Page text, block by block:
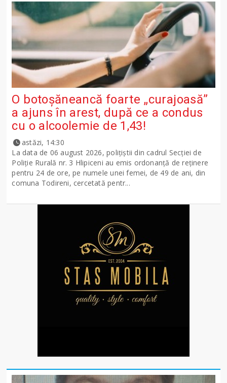
O botoșăneancă foarte „curajoasă”
a ajuns în arest, după ce a condus
cu o alcoolemie de 1,43!
astăzi, 14:30
La data de 06 august 2026, polițiștii din cadrul Secției de
Poliție Rurală nr. 3 Hlipiceni au emis ordonanță de reținere
pentru 24 de ore, pe numele unei femei, de 49 de ani, din
comuna Todireni, cercetată pentr...